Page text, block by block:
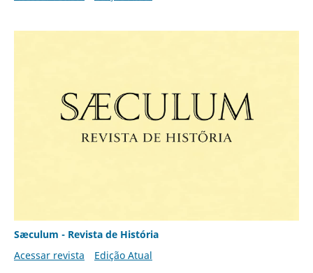
Sæculum - Revista de História
Acessar revista
Edição Atual